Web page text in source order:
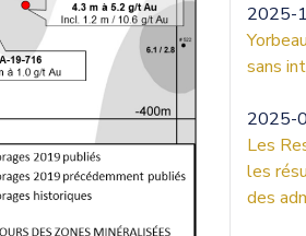
2025-
sans
2025-
Les
les
des